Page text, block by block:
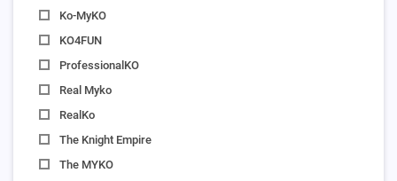
Ko-MyKO
KO4FUN
ProfessionalKO
Real Myko
RealKo
The Knight Empire
The MYKO